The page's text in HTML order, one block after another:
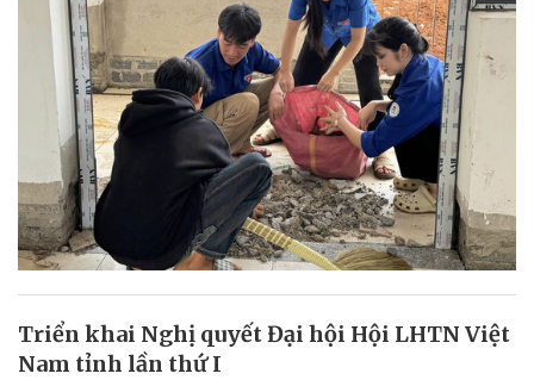
Triển khai Nghị quyết Đại hội Hội LHTN Việt
Nam tỉnh lần thứ I